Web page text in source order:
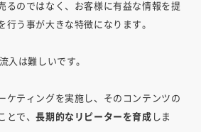
るのではなく、お客様に有益な情報を提
行う事が大きな特徴になります。
入は難しいです。
ケティングを実施し、そのコンテンツの
とで、長期的なリピーターを育成 しま